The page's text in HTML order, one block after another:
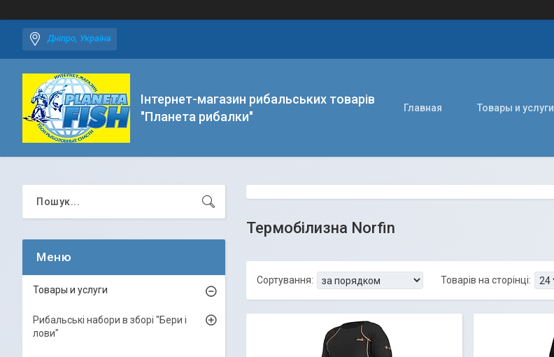
Дніпро, Україна
Інтернет-магазин рибальських товарів
"Планета рибалки"
Главная Товары и услуги
Термобілизна Norfin
Товары и услуги
Рибальські набори в зборі "Бери і
лови"